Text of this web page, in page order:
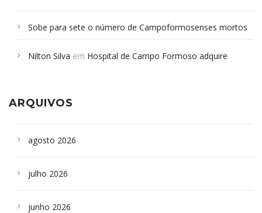
Sobe para sete o número de Campoformosenses mortos
Campoformosenses que morreram em desabamentos são
Nilton Silva em Hospital de Campo Formoso adquire
ARQUIVOS
agosto 2026
julho 2026
junho 2026